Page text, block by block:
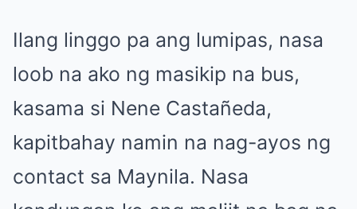
Ilang linggo pa ang lumipas, nasa
loob na ako ng masikip na bus,
kasama si Nene Castañeda,
kapitbahay namin na nag-ayos ng
contact sa Maynila. Nasa